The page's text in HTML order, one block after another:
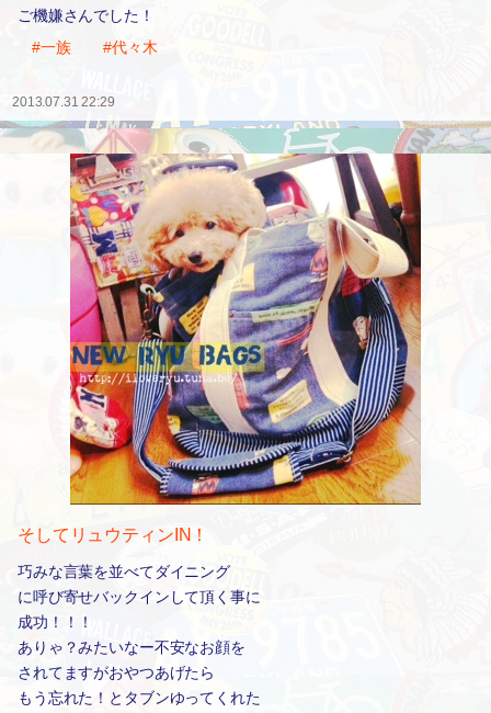
ご機嫌さんでした！
#一族
#代々木
2013.07.31 22:29
そしてリュウティンIN！
巧みな言葉を並べてダイニング
に呼び寄せバックインして頂く事に
成功！！！
ありゃ？みたいなー不安なお顔を
されてますがおやつあげたら
もう忘れた！とタブンゆってくれた